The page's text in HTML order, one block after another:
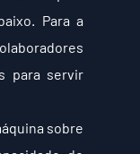
Para a
para servir
sobre